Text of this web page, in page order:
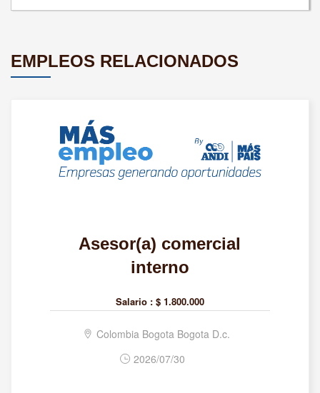
EMPLEOS RELACIONADOS
Asesor(a) comercial
interno
Salario : $ 1.800.000
Colombia Bogota Bogota D.c.
2026/07/30